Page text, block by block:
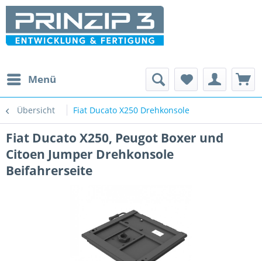
Menü
Übersicht Fiat Ducato X250 Drehkonsole
Fiat Ducato X250, Peugot Boxer und
Citoen Jumper Drehkonsole
Beifahrerseite